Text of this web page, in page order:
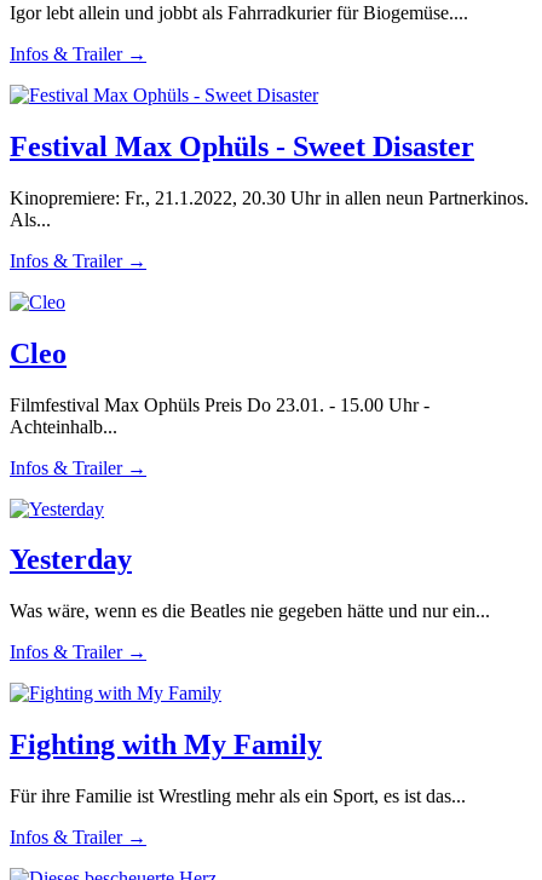
Igor lebt allein und jobbt als Fahrradkurier für Biogemüse....
Infos & Trailer →
Festival Max Ophüls - Sweet Disaster
Kinopremiere: Fr., 21.1.2022, 20.30 Uhr in allen neun Partnerkinos.
Als...
Infos & Trailer →
Cleo
Filmfestival Max Ophüls Preis Do 23.01. - 15.00 Uhr -
Achteinhalb...
Infos & Trailer →
Yesterday
Was wäre, wenn es die Beatles nie gegeben hätte und nur ein...
Infos & Trailer →
Fighting with My Family
Für ihre Familie ist Wrestling mehr als ein Sport, es ist das...
Infos & Trailer →